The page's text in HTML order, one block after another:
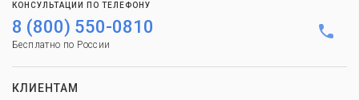
КОНСУЛЬТАЦИИ ПО ТЕЛЕФОНУ
8 (800) 550-0810
Бесплатно по России
КЛИЕНТАМ